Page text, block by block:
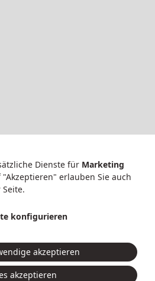
| Dienste anpassen
Dienste für Marketing
erlauben Sie auch
konfigurieren
akzeptieren
akzeptieren